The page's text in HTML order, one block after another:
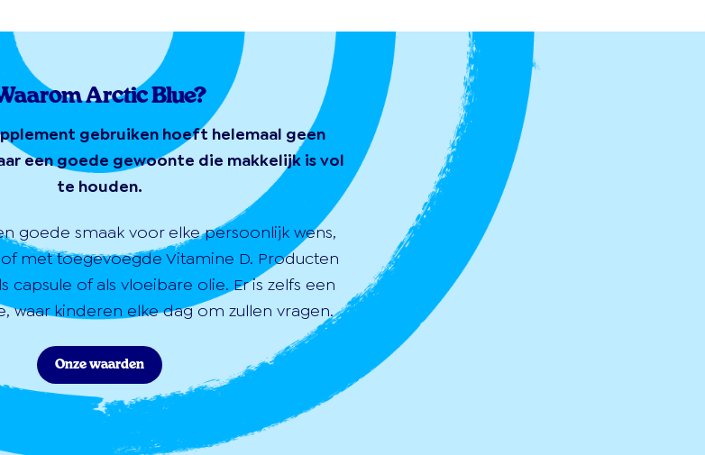
Arctic Blue?
gebruiken hoeft helemaal geen
een goede gewoonte die makkelijk is vol
te houden.
goede smaak voor elke persoonlijk wens,
met toegevoegde Vitamine D. Producten
capsule of als vloeibare olie. Er is zelfs een
waar kinderen elke dag om zullen vragen.
Onze waarden